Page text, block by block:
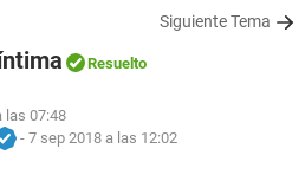
Siguiente Tema
Resuelto
las 07:48
- 7 sep 2018 a las 12:02